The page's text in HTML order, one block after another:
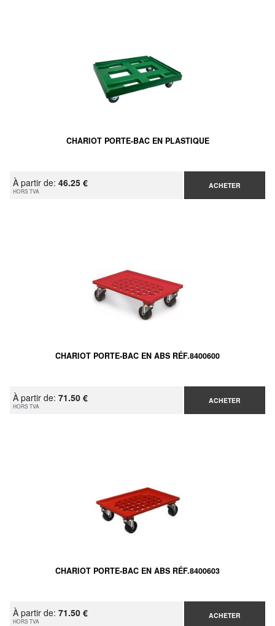
CHARIOT PORTE-BAC EN PLASTIQUE
À partir de: 46.25 €
HORS TVA
ACHETER
CHARIOT PORTE-BAC EN ABS RÉF.8400600
À partir de: 71.50 €
HORS TVA
ACHETER
CHARIOT PORTE-BAC EN ABS RÉF.8400603
À partir de: 71.50 €
HORS TVA
ACHETER